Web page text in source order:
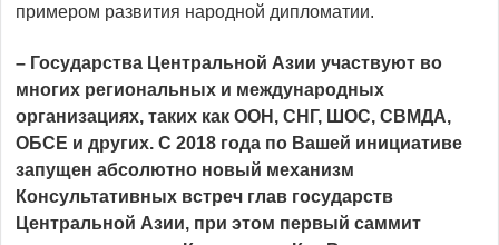
примером развития народной дипломатии.
– Государства Центральной Азии участвуют во
многих регио­нальных и международных
организациях, таких как ООН, СНГ, ШОС, СВМДА,
ОБСЕ и других. С 2018 года по Вашей инициативе
запущен абсолютно новый механизм
Консультативных встреч глав государств
Центральной Азии, при этом первый саммит